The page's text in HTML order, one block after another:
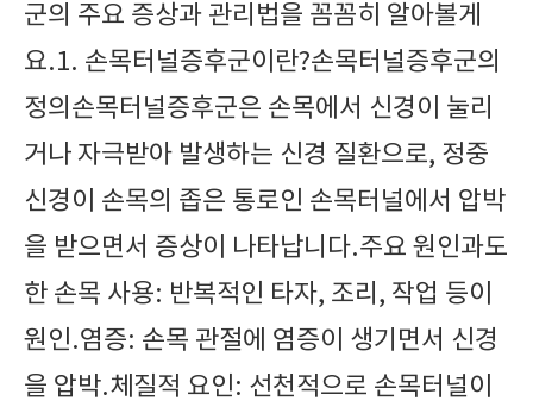
군의 주요 증상과 관리법을 꼼꼼히 알아볼게
요.1. 손목터널증후군이란?손목터널증후군의
정의손목터널증후군은 손목에서 신경이 눌리
거나 자극받아 발생하는 신경 질환으로, 정중
신경이 손목의 좁은 통로인 손목터널에서 압박
을 받으면서 증상이 나타납니다.주요 원인과도
한 손목 사용: 반복적인 타자, 조리, 작업 등이
원인.염증: 손목 관절에 염증이 생기면서 신경
을 압박.체질적 요인: 선천적으로 손목터널이